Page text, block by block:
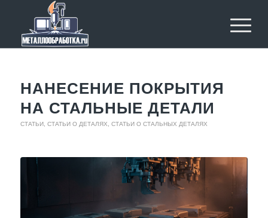
НАНЕСЕНИЕ ПОКРЫТИЯ
НА СТАЛЬНЫЕ ДЕТАЛИ
СТАТЬИ, СТАТЬИ О ДЕТАЛЯХ СТАТЬИ О СТАЛЬНЫХ ДЕТАЛЯХ